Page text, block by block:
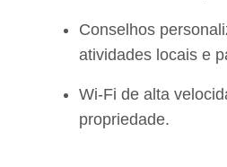
Conselhos
atividades locais e
Wi-Fi de alta
propriedade.